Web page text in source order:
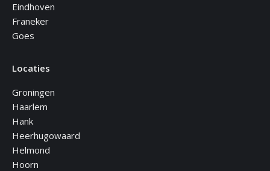
Eindhoven
Franeker
Goes
Locaties
Groningen
Haarlem
Hank
Heerhugowaard
Helmond
Hoorn